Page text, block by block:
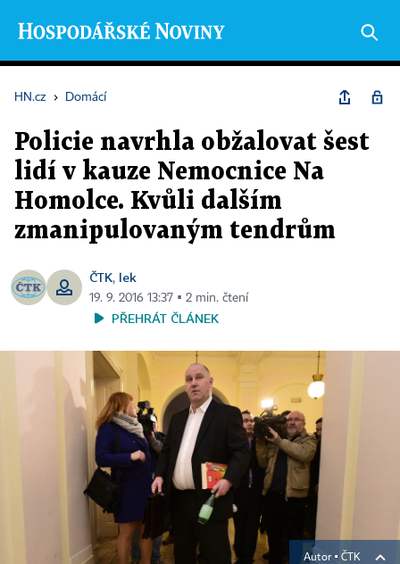
HN.cz › Domácí
Policie navrhla obžalovat šest
lidí v kauze Nemocnice Na
Homolce. Kvůli dalším
zmanipulovaným tendrům
ČTK, lek
19. 9. 2016 13:37 ▪ 2 min. čtení
PŘEHRÁT ČLÁNEK
Autor ▪ ČTK